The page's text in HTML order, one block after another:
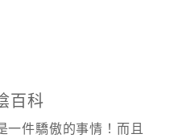
百科
一件驕傲的事情！而且